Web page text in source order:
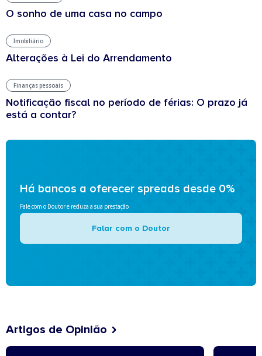
O sonho de uma casa no campo
Imobiliário
Alterações à Lei do Arrendamento
Finanças pessoais
Notificação fiscal no período de férias: O prazo já
está a contar?
Há bancos a oferecer spreads desde 0%
Fale com o Doutor e reduza a sua prestação
Falar com o Doutor
Artigos de Opinião